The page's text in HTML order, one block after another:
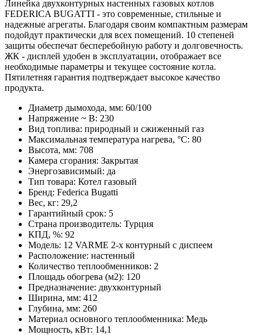
Линейка двухконтурных настенных газовых котлов
FEDERICA BUGATTI - это современные, стильные и
надежные агрегаты. Благодаря своим компактным размерам
подойдут практически для всех помещений. 10 степеней
защиты обеспечат бесперебойную работу и долговечность.
ЖК - дисплей удобен в эксплуатации, отображает все
необходимые параметры и текущее состояние котла.
Пятилетняя гарантия подтверждает высокое качество
продукта.
Диаметр дымохода, мм: 60/100
Напряжение ~ В: 230
Вид топлива: природный и сжиженный газ
Максимальная температура нагрева, °С: 80
Высота, мм: 708
Камера сгорания: Закрытая
Энергозависимый: да
Тип товара: Котел газовый
Бренд: Federica Bugatti
Вес, кг: 29,2
Гарантийный срок: 5
Страна производитель: Турция
КПД, %: 92
Модель: 12 VARME 2-х контурный с диспеем
Расположение: настенный
Количество теплообменников: 2
Площадь обогрева (м2): 120
Предназначение: двухконтурный
Ширина, мм: 412
Глубина, мм: 260
Материал основного теплообменника: Медь
Мощность, кВт: 14,1